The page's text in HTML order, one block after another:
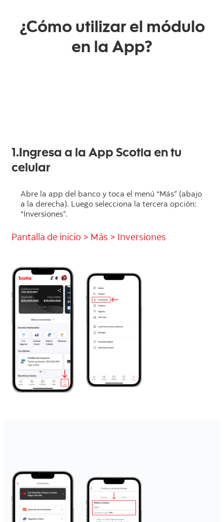
¿Cómo utilizar el módulo
en la App?
1.Ingresa a la App Scotia en tu
celular
Abre la app del banco y toca el menú “Más” (abajo
a la derecha). Luego selecciona la tercera opción:
“Inversiones”.
Pantalla de inicio > Más > Inversiones